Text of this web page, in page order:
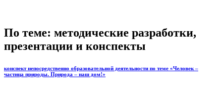
По теме: методические разработки,
презентации и конспекты
конспект непосредственно образовательной деятельности по теме «Человек –
частица природы. Природа – наш дом!»